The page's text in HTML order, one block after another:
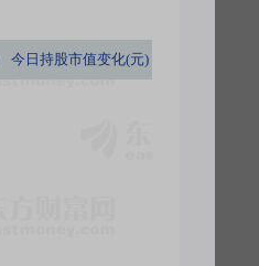
今日 持股市值变化(元)